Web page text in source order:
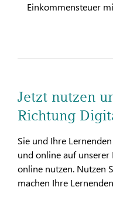
Einkommensteuer
Jetzt nutzen
Richtung
Sie und Ihre
und online auf unserer
online nutzen. Nutzen
machen Ihre